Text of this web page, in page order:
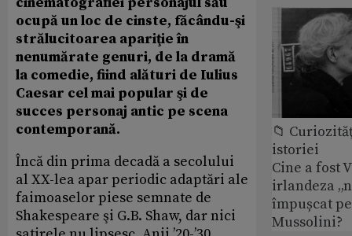
ocupă un loc de cinste, făcându-şi
strălucitoarea apariţie în
nenumărate genuri, de la dramă
la comedie, fiind alături de Iulius
Caesar cel mai popular şi de
succes personaj antic pe scena
contemporană.
Încă din prima decadă a secolului
al XX-lea apar periodic adaptări ale
faimoaselor piese semnate de
Shakespeare şi G.B. Shaw, dar nici
📁
istoriei
Cine a fost
irlandeza
împușcat
Mussolini?